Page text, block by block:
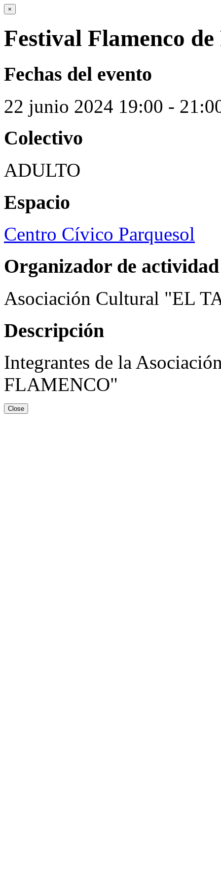
×
Festival Flamenco
Fechas del evento
22 junio 2024 19:00 -
Colectivo
ADULTO
Espacio
Centro Cívico Parquesol
Organizador de actividad
Asociación Cultural "EL
Descripción
Integrantes de la
FLAMENCO"
Close